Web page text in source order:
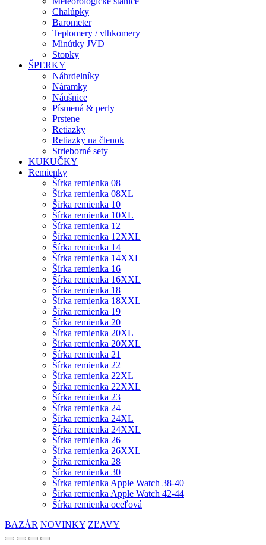
Chalúpky
Barometer
Teplomery / vlhkomery
Minútky JVD
Stopky
ŠPERKY
Náhrdelníky
Náramky
Náušnice
Písmená & perly
Prstene
Retiazky
Retiazky na členok
Strieborné sety
KUKUČKY
Remienky
Šírka remienka 08
Šírka remienka 08XL
Šírka remienka 10
Šírka remienka 10XL
Šírka remienka 12
Šírka remienka 12XXL
Šírka remienka 14
Šírka remienka 14XXL
Šírka remienka 16
Šírka remienka 16XXL
Šírka remienka 18
Šírka remienka 18XXL
Šírka remienka 19
Šírka remienka 20
Šírka remienka 20XL
Šírka remienka 20XXL
Šírka remienka 21
Šírka remienka 22
Šírka remienka 22XL
Šírka remienka 22XXL
Šírka remienka 23
Šírka remienka 24
Šírka remienka 24XL
Šírka remienka 24XXL
Šírka remienka 26
Šírka remienka 26XXL
Šírka remienka 28
Šírka remienka 30
Šírka remienka Apple Watch 38-40
Šírka remienka Apple Watch 42-44
Šírka remienka oceľová
BAZÁR NOVINKY ZĽAVY